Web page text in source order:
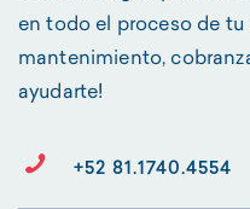
en todo el proceso de tu
mantenimiento,
ayudarte!
+52 81.1740.4554